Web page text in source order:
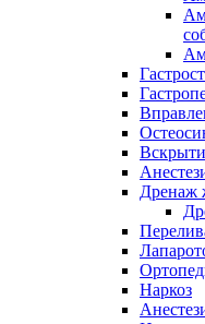
Дренаж
Наркоз